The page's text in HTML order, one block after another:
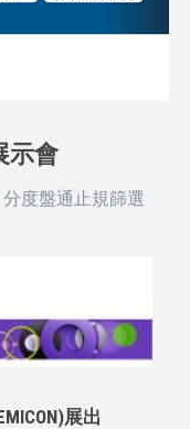
示會
度盤通止規篩選
展出